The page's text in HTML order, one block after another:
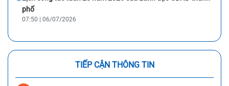
phố
07:50 | 06/07/2026
TIẾP CẬN THÔNG TIN